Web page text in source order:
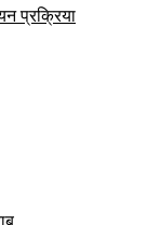
प्रक्रिया